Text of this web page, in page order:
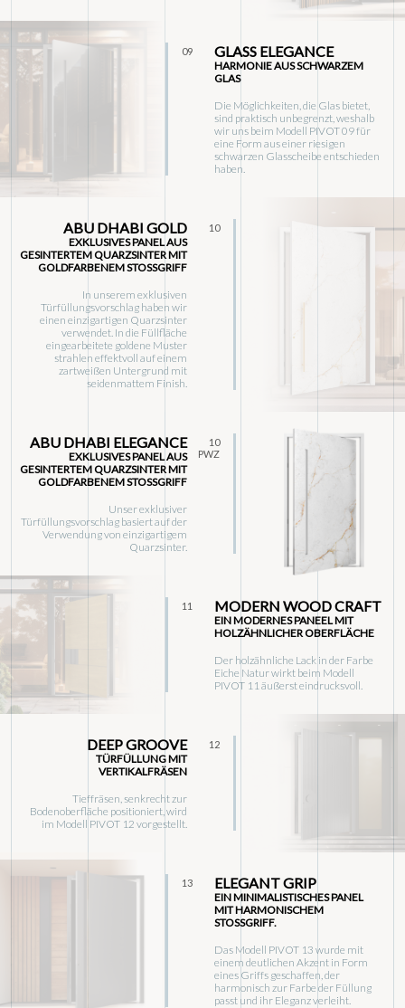
09 GLASS ELEGANCE
HARMONIE AUS SCHWARZEM
GLAS
Die Möglichkeiten, die Glas bietet,
sind praktisch unbegrenzt, weshalb
wir uns beim Modell PIVOT 09 für
eine Form aus einer riesigen
schwarzen Glasscheibe entschieden
haben.
10
ABU DHABI GOLD
EXKLUSIVES PANEL AUS
GESINTERTEM QUARZSINTER MIT
GOLDFARBENEM STOSSGRIFF
In unserem exklusiven
Türfüllungsvorschlag haben wir
einen einzigartigen Quarzsinter
verwendet. In die Füllfläche
eingearbeitete goldene Muster
strahlen effektvoll auf einem
zartweißen Untergrund mit
seidenmattem Finish.
10
PWZ
ABU DHABI ELEGANCE
EXKLUSIVES PANEL AUS
GESINTERTEM QUARZSINTER MIT
GOLDFARBENEM STOSSGRIFF
Unser exklusiver
Türfüllungsvorschlag basiert auf der
Verwendung von einzigartigem
Quarzsinter.
11 MODERN WOOD CRAFT
EIN MODERNES PANEEL MIT
HOLZÄHNLICHER OBERFLÄCHE
Der holzähnliche Lack in der Farbe
Eiche Natur wirkt beim Modell
PIVOT 11 äußerst eindrucksvoll.
12
DEEP GROOVE
TÜRFÜLLUNG MIT
VERTIKALFRÄSEN
Tieffräsen, senkrecht zur
Bodenoberfläche positioniert, wird
im Modell PIVOT 12 vorgestellt.
13 ELEGANT GRIP
EIN MINIMALISTISCHES PANEL
MIT HARMONISCHEM
STOSSGRIFF.
Das Modell PIVOT 13 wurde mit
einem deutlichen Akzent in Form
eines Griffs geschaffen, der
harmonisch zur Farbe der Füllung
passt und ihr Eleganz verleiht.